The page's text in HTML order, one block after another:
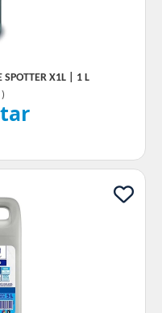
SPOTTER X1L | 1 L
)